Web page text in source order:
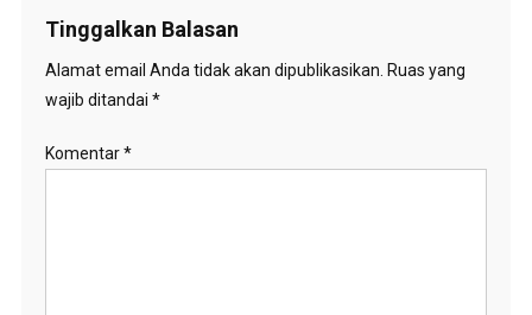
Tinggalkan Balasan
Alamat email Anda tidak akan dipublikasikan. Ruas yang
wajib ditandai *
Komentar*